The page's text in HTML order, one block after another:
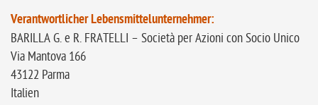
Verantwortlicher Lebensmittelunternehmer:
BARILLA G. e R. FRATELLI – Società per Azioni con Socio Unico
Via Mantova 166
43122 Parma
Italien